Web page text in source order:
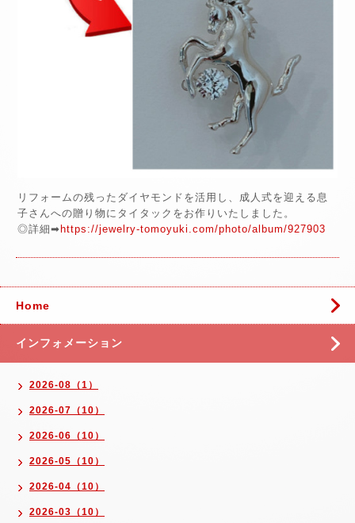
リフォームの残ったダイヤモンドを活用し、成人式を迎える息
子さんへの贈り物にタイタックをお作りいたしました。
◎詳細➡ https://jewelry-tomoyuki.com/photo/album/927903
Home
インフォメーション
2026-08（1）
2026-07（10）
2026-06（10）
2026-05（10）
2026-04（10）
2026-03（10）